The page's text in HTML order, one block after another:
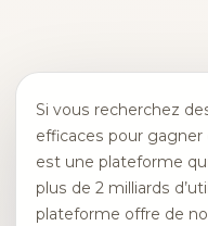
Si vous recherchez
efficaces pour gagner
est une plateforme
plus de 2 milliards
plateforme offre de